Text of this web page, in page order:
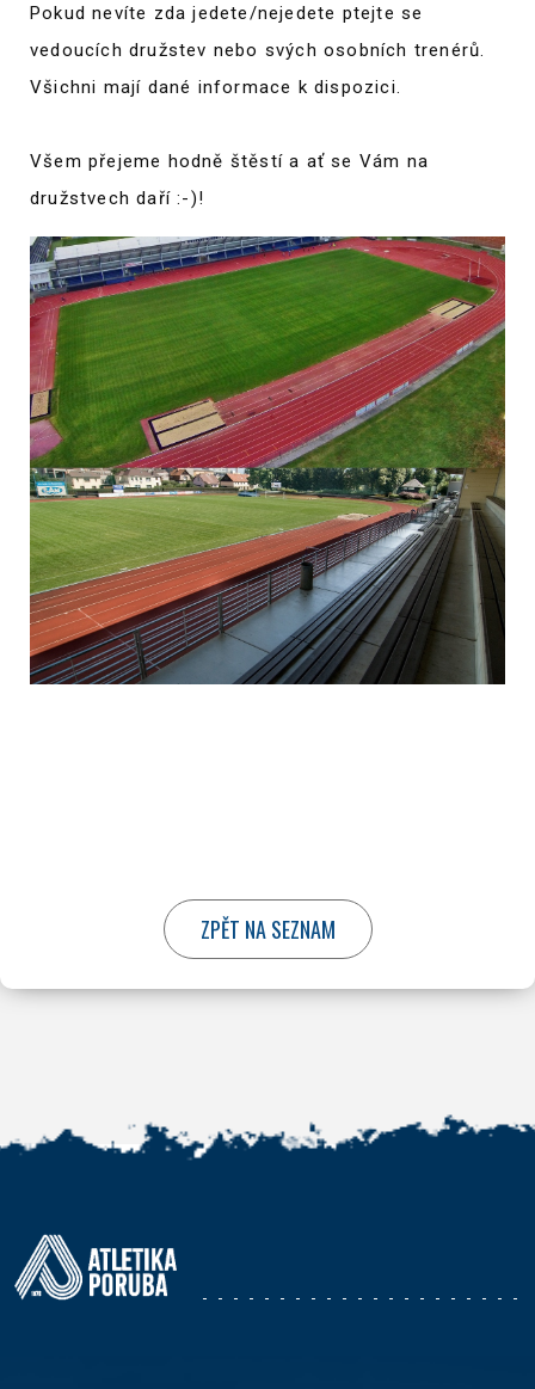
Pokud nevíte zda jedete/nejedete ptejte se
vedoucích družstev nebo svých osobních trenérů.
Všichni mají dané informace k dispozici.
Všem přejeme hodně štěstí a ať se Vám na
družstvech daří :-)!